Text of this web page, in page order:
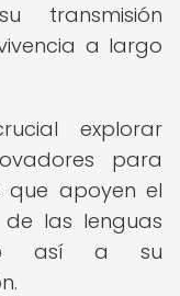
transmisión
a largo
explorar
para
que apoyen el
las lenguas
así a su